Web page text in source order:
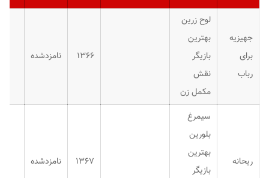
جهیزیه
برای
رباب
لوح زرین
بهترین
بازیگر
نقش
مکمل زن
۱۳۶۶ نامزدشده
ریحانه
سیمرغ
بلورین
بهترین
بازیگر
۱۳۶۷ نامزدشده